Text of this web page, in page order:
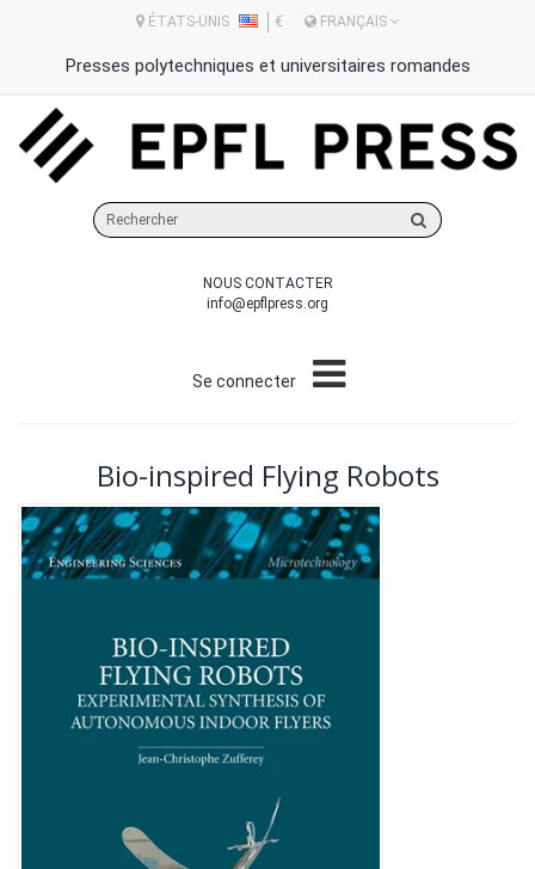
ÉTATS-UNIS € FRANÇAIS
Presses polytechniques et universitaires romandes
sur
site
NOUS CONTACTER
info@epflpress.org
Se connecter
Bio-inspired Flying Robots